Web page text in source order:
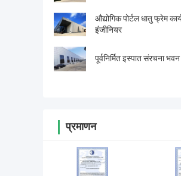
औद्योगिक पोर्टल धातु फ्रेम
इंजीनियर
पूर्वनिर्मित इस्पात संरचना
प्रमाणन